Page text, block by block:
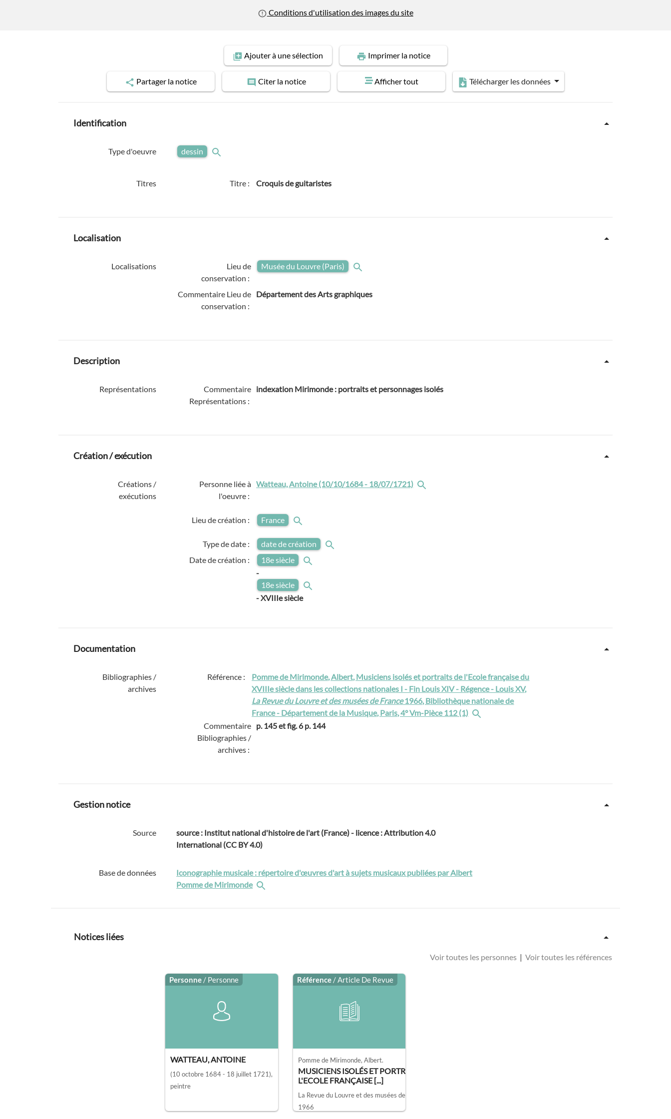
Conditions d'utilisation des images du site
Ajouterà une sélection Imprimerla notice
Partager la notice Citerla notice Afficher tout Télécharger les données
Identification
Type d'oeuvre dessin
Titres Titre : Croquis de guitaristes
Localisation
Localisations
Lieu de
conservation :
Musée du Louvre (Paris)
Commentaire Lieu de
conservation :
Département des Arts graphiques
Description
Représentations
Commentaire
Représentations :
indexation Mirimonde : portraits et personnages isolés
Création / exécution
Créations /
exécutions
Personne liée à
l'oeuvre :
Watteau, Antoine (10/10/1684 - 18/07/1721)
Lieu de création : France
Type de date :
date de création
Date de création :
18e siècle
-
18e siècle
-XVIIIe siècle
Documentation
Bibliographies /
archives
Référence :
Pomme de Mirimonde, Albert, Musiciens isolés et portraits de l'Ecole française du
XVIIIe siècle dans les collections nationales I - Fin Louis XIV - Régence - Louis XV,
La Revue du Louvre et des musées de France1966, Bibliothèque nationale de
France - Département de la Musique, Paris, 4° Vm-Pièce 112 (1)
Commentaire
Bibliographies /
archives :
p. 145 et fig. 6 p. 144
Gestion notice
Source
source : Institut national d'histoire de l'art (France) - licence : Attribution 4.0
International (CC BY 4.0)
Base de données
Iconographie musicale : répertoire d'œuvres d'art à sujets musicaux publiées par Albert
Pomme de Mirimonde
Notices liées
Voir toutes les personnes | Voir toutes les références
Personne / Personne
WATTEAU, ANTOINE
(10 octobre 1684 - 18 juillet 1721),
peintre
Référence / Article De Revue
Pomme de Mirimonde, Albert.
MUSICIENS ISOLÉS ET PORTRAITS DE
L'ECOLE FRANÇAISE [...]
La Revue du Louvre et des musées de France.
1966